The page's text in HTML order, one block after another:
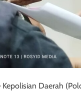
Kepolisian Daerah